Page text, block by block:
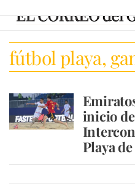
fútbol playa,
españa, dubai,
inicio
Playa